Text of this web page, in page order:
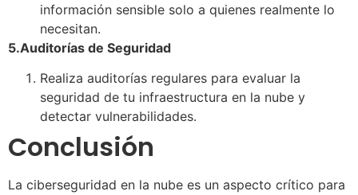
información sensible solo a quienes realmente lo
necesitan.
5.Auditorías de Seguridad
Realiza auditorías regulares para evaluar la
seguridad de tu infraestructura en la nube y
detectar vulnerabilidades.
Conclusión
La ciberseguridad en la nube es un aspecto crítico para